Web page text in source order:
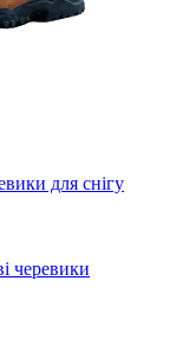
для снігу
черевики